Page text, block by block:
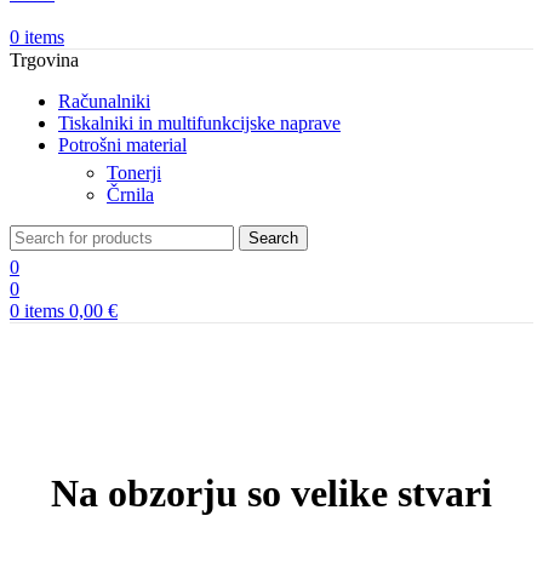
0 items
Trgovina
Računalniki
Tiskalniki in multifunkcijske naprave
Potrošni material
Tonerji
Črnila
Search
0
0
0 items 0,00 €
Na obzorju so velike stvari